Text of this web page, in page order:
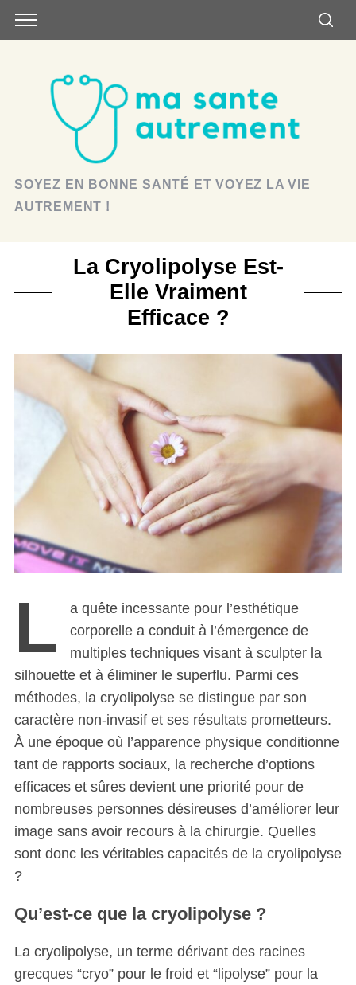
SOYEZ EN BONNE SANTÉ ET VOYEZ LA VIE
AUTREMENT !
La Cryolipolyse Est-
Elle Vraiment
Efficace ?
L
a quête incessante pour l’esthétique
corporelle a conduit à l’émergence de
multiples techniques visant à sculpter la
silhouette et à éliminer le superflu. Parmi ces
méthodes, la cryolipolyse se distingue par son
caractère non-invasif et ses résultats prometteurs.
À une époque où l’apparence physique conditionne
tant de rapports sociaux, la recherche d’options
efficaces et sûres devient une priorité pour de
nombreuses personnes désireuses d’améliorer leur
image sans avoir recours à la chirurgie. Quelles
sont donc les véritables capacités de la cryolipolyse
?
Qu’est-ce que la cryolipolyse ?
La cryolipolyse, un terme dérivant des racines
grecques “cryo” pour le froid et “lipolyse” pour la